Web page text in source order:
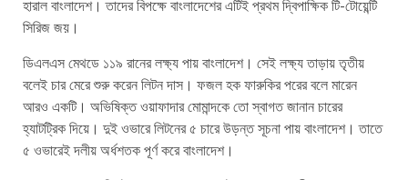
হারাল বাংলাদেশ। তাদের বিপক্ষে বাংলাদেশের এটিই প্রথম দ্বিপাক্ষিক টি-টোয়েন্টি
সিরিজ জয়।
ডিএলএস মেথডে ১১৯ রানের লক্ষ্য পায় বাংলাদেশ। সেই লক্ষ্য তাড়ায় তৃতীয়
বলেই চার মেরে শুরু করেন লিটন দাস। ফজল হক ফারুকির পরের বলে মারেন
আরও একটি। অভিষিক্ত ওয়াফাদার মোমান্দকে তো স্বাগত জানান চারের
হ্যাটট্রিক দিয়ে। দুই ওভারে লিটনের ৫ চারে উড়ন্ত সূচনা পায় বাংলাদেশ। তাতে
৫ ওভারেই দলীয় অর্ধশতক পূর্ণ করে বাংলাদেশ।